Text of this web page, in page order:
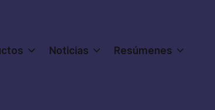
Noticias Resúmenes